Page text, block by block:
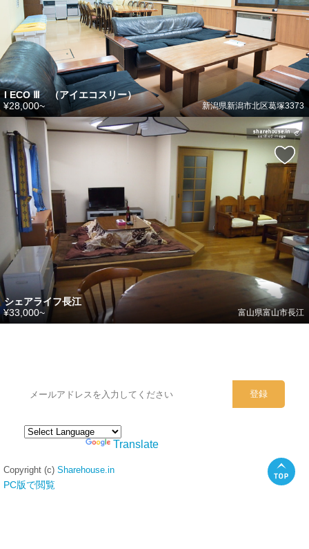
I ECO Ⅲ （アイエコスリー）
新潟県新潟市北区葛塚3373
¥28,000~
シェアライフ長江
富山県富山市長江
¥33,000~
Translate
Copyright (c) Sharehouse.in
PC版で閲覧